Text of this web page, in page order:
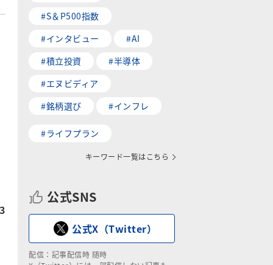
#S＆P500指数
#インタビュー
#AI
#積立投資
#半導体
#エヌビディア
#銘柄選び
#インフレ
#ライフプラン
キーワード一覧はこちら
公式SNS
公式X（Twitter）
配信：記事配信時 随時